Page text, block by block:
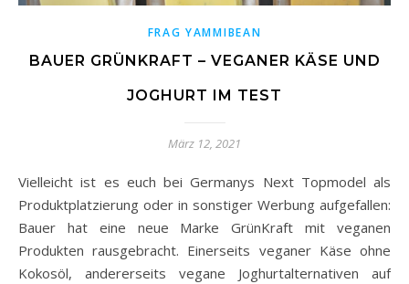
FRAG YAMMIBEAN
BAUER GRÜNKRAFT – VEGANER KÄSE UND
JOGHURT IM TEST
März 12, 2021
Vielleicht ist es euch bei Germanys Next Topmodel als
Produktplatzierung oder in sonstiger Werbung aufgefallen:
Bauer hat eine neue Marke GrünKraft mit veganen
Produkten rausgebracht. Einerseits veganer Käse ohne
Kokosöl, andererseits vegane Joghurtalternativen auf